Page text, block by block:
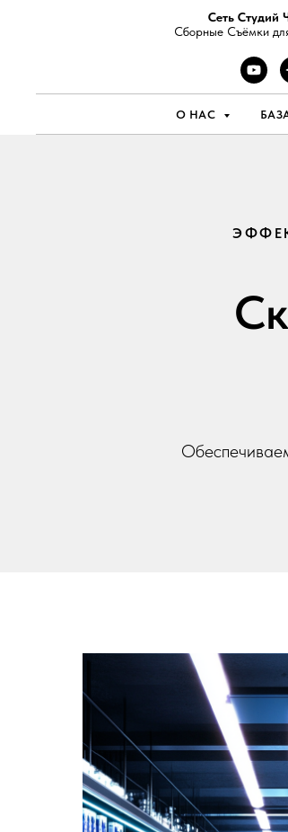
Сеть Студий
Сборные Съёмки
О НАС